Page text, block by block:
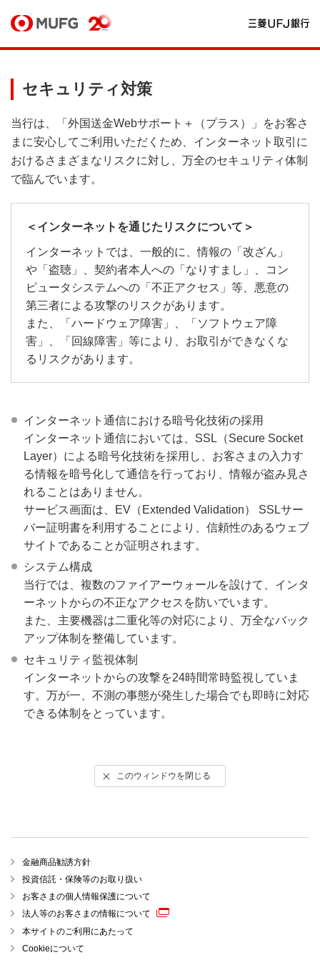
セキュリティ対策
当行は、「外国送金Webサポート＋（プラス）」をお客さ
まに安心してご利用いただくため、インターネット取引に
おけるさまざまなリスクに対し、万全のセキュリティ体制
で臨んでいます。
＜インターネットを通じたリスクについて＞
インターネットでは、一般的に、情報の「改ざん」
や「盗聴」、契約者本人への「なりすまし」、コン
ピュータシステムへの「不正アクセス」等、悪意の
第三者による攻撃のリスクがあります。
また、「ハードウェア障害」、「ソフトウェア障
害」、「回線障害」等により、お取引ができなくな
るリスクがあります。
インターネット通信における暗号化技術の採用
インターネット通信においては、SSL（Secure Socket
Layer）による暗号化技術を採用し、お客さまの入力す
る情報を暗号化して通信を行っており、情報が盗み見さ
れることはありません。
サービス画面は、EV（Extended Validation） SSLサー
バー証明書を利用することにより、信頼性のあるウェブ
サイトであることが証明されます。
システム構成
当行では、複数のファイアーウォールを設けて、インタ
ーネットからの不正なアクセスを防いでいます。
また、主要機器は二重化等の対応により、万全なバック
アップ体制を整備しています。
セキュリティ監視体制
インターネットからの攻撃を24時間常時監視していま
す。万が一、不測の事態が発生した場合でも即時に対応
できる体制をとっています。
このウィンドウを閉じる
金融商品勧誘方針
投資信託・保険等のお取り扱い
お客さまの個人情報保護について
法人等のお客さまの情報について
本サイトのご利用にあたって
Cookieについて